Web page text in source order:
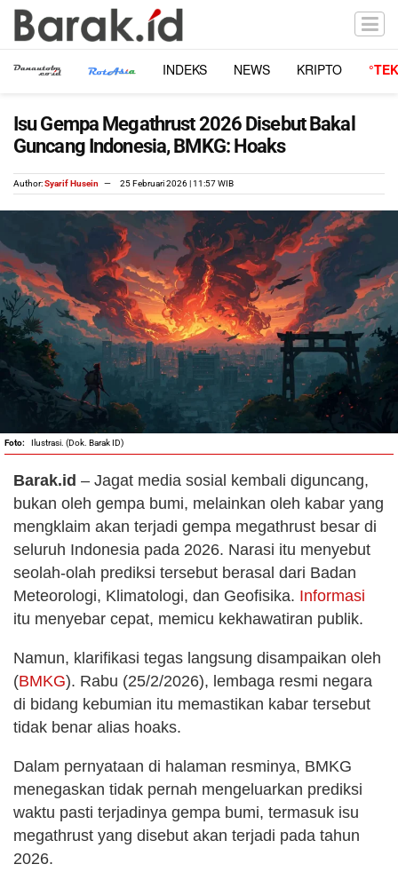
INDEKS NEWS KRIPTO
Isu Gempa Megathrust 2026 Disebut Bakal
Guncang Indonesia, BMKG: Hoaks
Author:Syarif Husein 25 Februari 2026 | 11:57 WIB
Ilustrasi. (Dok. Barak ID)
Barak.id – Jagat media sosial kembali diguncang,
bukan oleh gempa bumi, melainkan oleh kabar yang
mengklaim akan terjadi gempa megathrust besar di
seluruh Indonesia pada 2026. Narasi itu menyebut
seolah-olah prediksi tersebut berasal dari Badan
Meteorologi, Klimatologi, dan Geofisika. Informasi
itu menyebar cepat, memicu kekhawatiran publik.
Namun, klarifikasi tegas langsung disampaikan oleh
(BMKG). Rabu (25/2/2026), lembaga resmi negara
di bidang kebumian itu memastikan kabar tersebut
tidak benar alias hoaks.
Dalam pernyataan di halaman resminya, BMKG
menegaskan tidak pernah mengeluarkan prediksi
waktu pasti terjadinya gempa bumi, termasuk isu
megathrust yang disebut akan terjadi pada tahun
2026.